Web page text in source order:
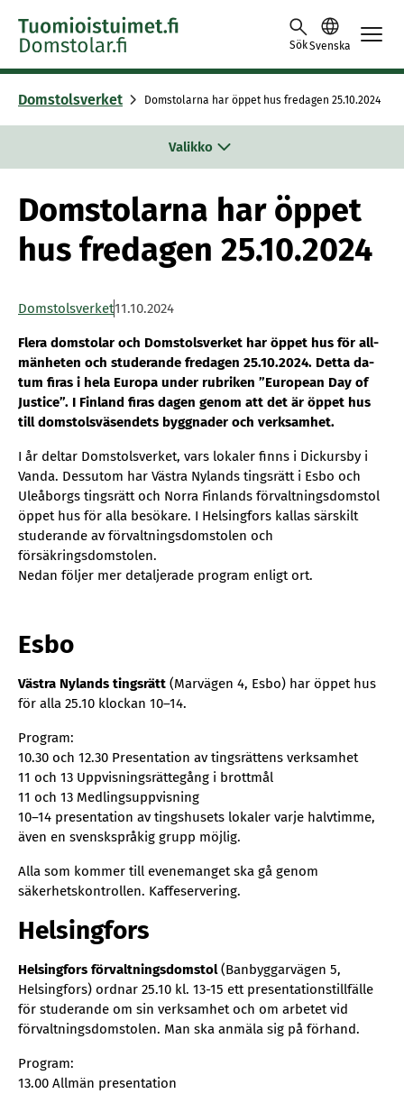
Skip to content -saavutettavuusohje
SökSvenska
Domstolsverket Domstolarna har öppet hus fredagen 25.10.2024
Valikko
Domstolarna har öppet
hus fredagen 25.10.2024
Domstolsverket11.10.2024
Fle­ra dom­sto­lar och Dom­stols­ver­ket har öp­pet hus för all­
män­he­ten och stu­de­ran­de fre­da­gen 25.10.2024. Det­ta da­
tum fi­ras i hela Eu­ro­pa un­der ru­bri­ken ”Eu­ro­pe­an Day of
Justice”. I Fin­land fi­ras da­gen ge­nom att det är öp­pet hus
till dom­stols­vä­sen­dets bygg­na­der och verk­sam­het.
I år deltar Domstolsverket, vars lokaler finns i Dickursby i
Vanda. Dessutom har Västra Nylands tingsrätt i Esbo och
Uleåborgs tingsrätt och Norra Finlands förvaltningsdomstol
öppet hus för alla besökare. I Helsingfors kallas särskilt
studerande av förvaltningsdomstolen och
försäkringsdomstolen.
Nedan följer mer detaljerade program enligt ort.
Esbo
Västra Nylands tingsrätt (Marvägen 4, Esbo) har öppet hus
för alla 25.10 klockan 10–14.
Program:
10.30 och 12.30 Presentation av tingsrättens verksamhet
11 och 13 Uppvisningsrättegång i brottmål
11 och 13 Medlingsuppvisning
10–14 presentation av tingshusets lokaler varje halvtimme,
även en svenskspråkig grupp möjlig.
Alla som kommer till evenemanget ska gå genom
säkerhetskontrollen. Kaffeservering.
Helsingfors
Helsingfors förvaltningsdomstol(Banbyggarvägen 5,
Helsingfors) ordnar 25.10 kl. 13-15 ett presentationstillfälle
för studerande om sin verksamhet och om arbetet vid
förvaltningsdomstolen. Man ska anmäla sig på förhand.
Program:
13.00 Allmän presentation